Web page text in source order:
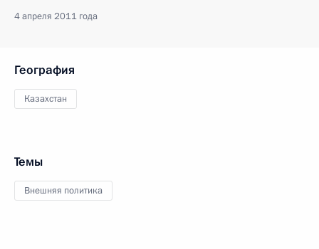
4 апреля 2011 года
География
Казахстан
Темы
Внешняя политика